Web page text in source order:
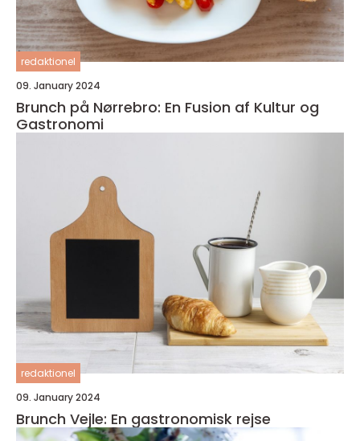
redaktionel
09. January 2024
Brunch på Nørrebro: En Fusion af Kultur og
Gastronomi
redaktionel
09. January 2024
Brunch Vejle: En gastronomisk rejse